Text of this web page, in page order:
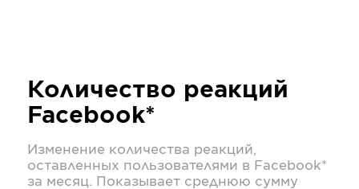
Количество реакций
Facebook*
Изменение количества реакций,
оставленных пользователями в Facebook*
за месяц. Показывает среднюю сумму